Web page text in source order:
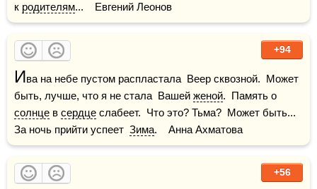
к родителям...    Евгений Леонов
+94
Ива на небе пустом распластала  Веер сквозной.  Может
быть, лучше, что я не стала  Вашей женой
солнце в сердце слабеет.  Что это? Тьма?  Может быть...
За ночь прийти успеет Зима.    Анна Ахматова
+56